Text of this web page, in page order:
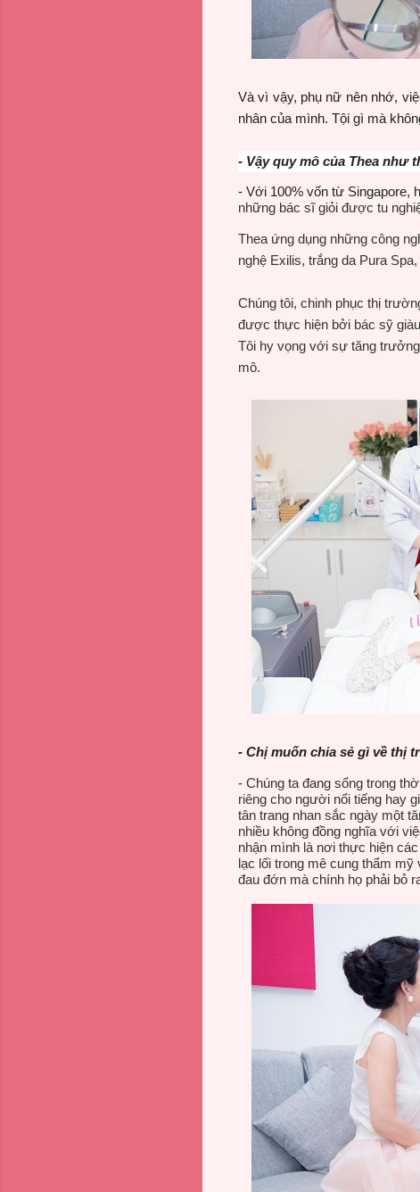
Và vì vậy, phụ nữ nên nhớ,
nhân của mình. Tội gì mà
- Vậyquy mô của Thea như
- Với 100% vốn từ Singapore,
những bác sĩ giỏi được tu
Thea ứng dụng những công
nghệ Exilis, trắng da Pura
Chúng tôi, chinh phục thị
được thực hiện bởi bác sỹ
Tôi hy vọng với sự tăng
mô.
- Chị muốn chia sẻ gì về thị
- Chúng ta đang sống trong
riêng cho người nổi tiếng hay
tân trang nhan sắc ngày một
nhiều không đồng nghĩa với
nhận mình là nơi thực hiện
lạc lối trong mê cung thẩm
đau đớn mà chính họ phải bỏ